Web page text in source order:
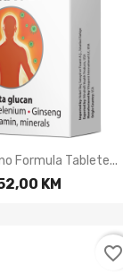
pregled
Formula Tablete...
KM
favorite_border